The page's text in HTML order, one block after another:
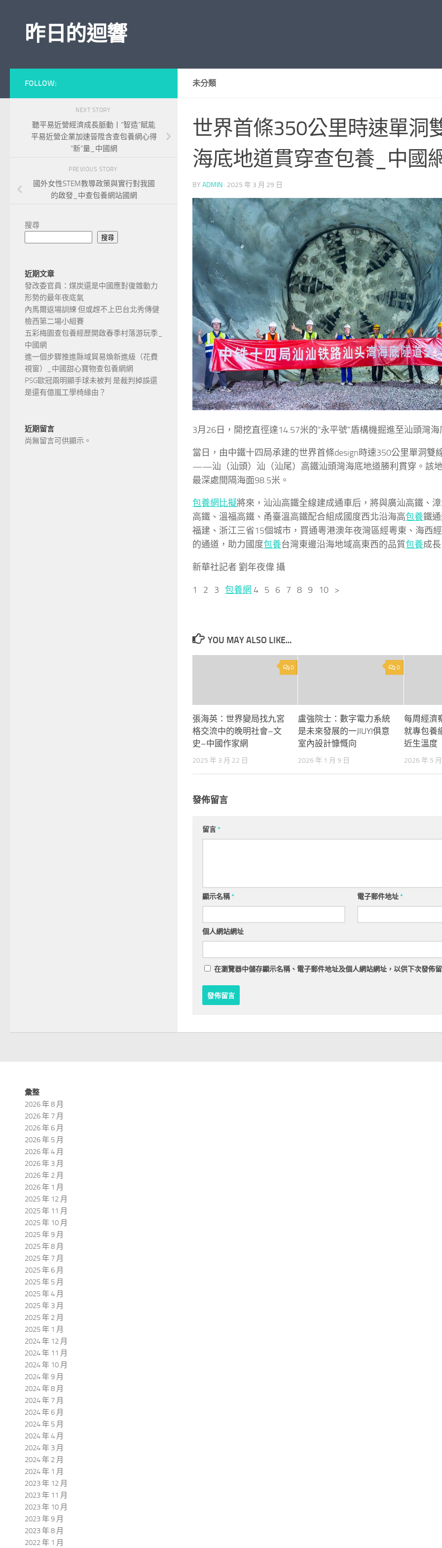
昨日的迴響
未分類
世界首條350公里時速單洞
海底地道貫穿查包養_中國
BY ADMIN · 2025 年 3 月 29 日
3月26日，開挖直徑達14.57米的“永平號”盾構機掘進至汕頭灣海
當日，由中鐵十四局承建的世界首條design時速350公里單洞雙
——汕（汕頭）汕（汕尾）高鐵汕頭灣海底地道勝利貫穿。該地
最深處間隔海面98.5米。
包養網比擬將來，汕汕高鐵全線建成通車后，將與廣汕高鐵、
高鐵、溫福高鐵、甬臺溫高鐵配合組成國度西北沿海高包養鐵
福建、浙江三省15個城市，買通粵港澳年夜灣區經粵東、海西
的通道，助力國度包養台灣東邊沿海地域高東西的品質包養成長
新華社記者 劉年夜偉 攝
1 2 3 包養網 4 5 6 7 8 9 10 >
YOU MAY ALSO LIKE...
0
張海英：世界變局找九宮
格交流中的晚明社會–文
史–中國作家網
2025 年 3 月 22 日
0
盧強院士：數字電力系統
是未來發展的一JIUYI俱意
室內設計慷慨向
2026 年 1 月 9 日
每周經濟
就專包養
近生溫度
2026 年 5
發佈留言
留言*
顯示名稱* 電子郵件地址*
個人網站網址
在瀏覽器中儲存顯示名稱、電子郵件地址及個人網站網址，以供下次發佈
FOLLOW:
NEXT STORY
聽平易近營經濟成長脈動丨“智造”賦能
平易近營企業加速晉陞含查包養網心得
“新”量_中國網
PREVIOUS STORY
國外女性STEM教導政策與實行對我國
的啟發_中查包養網站國網
搜尋
搜尋
近期文章
發改委官員：煤炭還是中國應對復雜動力
形勢的最年夜底氣
內馬爾返場訓練 但或趕不上巴台北秀傳健
檢西第二場小組賽
五彩梅園查包養經歷開啟春季村落游玩季_
中國網
進一個步驟推進縣域貿易煥新進級（花費
視窗）_中國甜心寶物查包養網網
PSG歐冠兩明顯手球未被判 是裁判掉誤還
是還有億嵐工學椅緣由？
近期留言
尚無留言可供顯示。
彙整
2026 年 8 月
2026 年 7 月
2026 年 6 月
2026 年 5 月
2026 年 4 月
2026 年 3 月
2026 年 2 月
2026 年 1 月
2025 年 12 月
2025 年 11 月
2025 年 10 月
2025 年 9 月
2025 年 8 月
2025 年 7 月
2025 年 6 月
2025 年 5 月
2025 年 4 月
2025 年 3 月
2025 年 2 月
2025 年 1 月
2024 年 12 月
2024 年 11 月
2024 年 10 月
2024 年 9 月
2024 年 8 月
2024 年 7 月
2024 年 6 月
2024 年 5 月
2024 年 4 月
2024 年 3 月
2024 年 2 月
2024 年 1 月
2023 年 12 月
2023 年 11 月
2023 年 10 月
2023 年 9 月
2023 年 8 月
2022 年 1 月